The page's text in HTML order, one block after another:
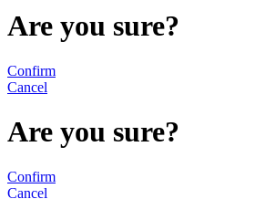
Are you sure?
Confirm
Cancel
Are you sure?
Confirm
Cancel